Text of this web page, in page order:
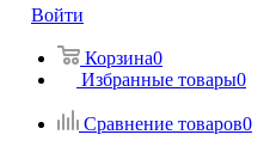
Войти
Корзина0
Избранные товары0
Сравнение товаров0